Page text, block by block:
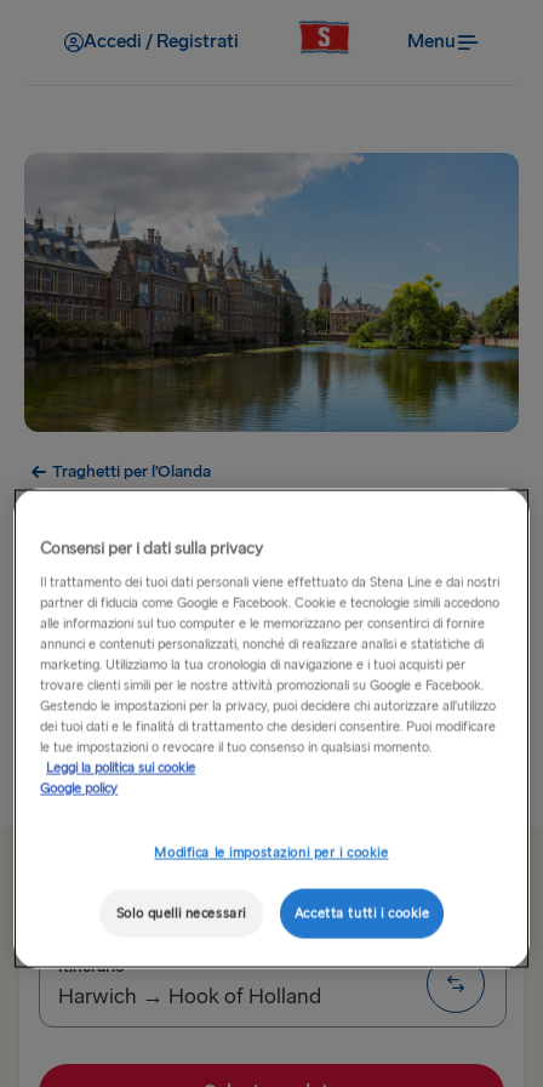
Accedi / Registrati Menu
Traghetti per l’Olanda
Ti aspetta un’avventura regale!
L’Aia offre molto di più della politica. In effetti, sapevi
che è l’unica città con una spiaggia sulla costa del
Mare del Nord? Goditi la vita frenetica della città
mentre ammiri l’arte, la cultura e...
Più informazioni
sola andata, auto e conducente
Itinerario
Harwich → Hook of Holland
ALL ROUTES
Consensi per i dati sulla privacy
Il trattamento dei tuoi dati personali viene effettuato da Stena Line e dai nostri
partner di fiducia come Google e Facebook. Cookie e tecnologie simili accedono
alle informazioni sul tuo computer e le memorizzano per consentirci di fornire
annunci e contenuti personalizzati, nonché di realizzare analisi e statistiche di
marketing. Utilizziamo la tua cronologia di navigazione e i tuoi acquisti per
trovare clienti simili per le nostre attività promozionali su Google e Facebook.
Gestendo le impostazioni per la privacy, puoi decidere chi autorizzare all’utilizzo
dei tuoi dati e le finalità di trattamento che desideri consentire. Puoi modificare
le tue impostazioni o revocare il tuo consenso in qualsiasi momento.
Leggi la politica sui cookie
Google policy
Modifica le impostazioni per i cookie
Solo quelli necessari Accetta tutti i cookie